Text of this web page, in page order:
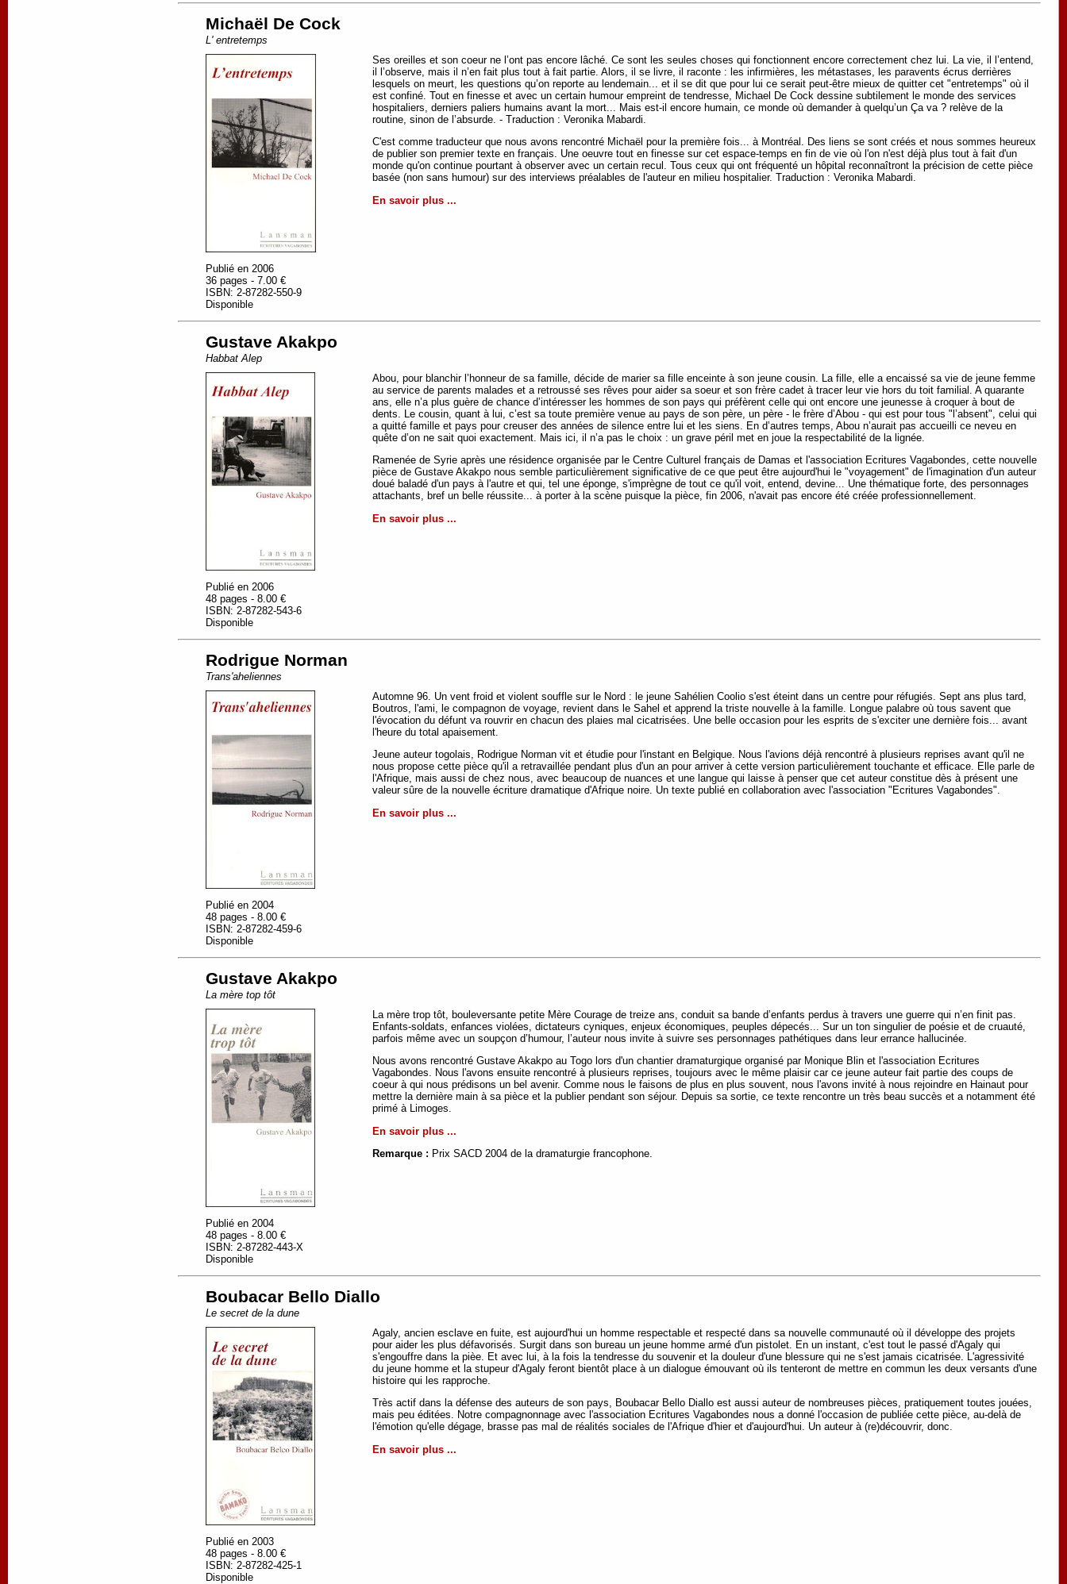
Michaël De Cock
L' entretemps
Publié en 2006
36 pages - 7.00 €
ISBN: 2-87282-550-9
Disponible
Ses oreilles et son coeur ne l’ont pas encore lâché. Ce sont les seules choses qui fonctionnent encore correctement chez lui. La vie, il l’entend,
il l’observe, mais il n’en fait plus tout à fait partie. Alors, il se livre, il raconte : les infirmières, les métastases, les paravents écrus derrières
lesquels on meurt, les questions qu’on reporte au lendemain... et il se dit que pour lui ce serait peut-être mieux de quitter cet "entretemps" où il
est confiné. Tout en finesse et avec un certain humour empreint de tendresse, Michael De Cock dessine subtilement le monde des services
hospitaliers, derniers paliers humains avant la mort... Mais est-il encore humain, ce monde où demander à quelqu’un Ça va ? relève de la
routine, sinon de l’absurde. - Traduction : Veronika Mabardi.
C'est comme traducteur que nous avons rencontré Michaël pour la première fois... à Montréal. Des liens se sont créés et nous sommes heureux
de publier son premier texte en français. Une oeuvre tout en finesse sur cet espace-temps en fin de vie où l'on n'est déjà plus tout à fait d'un
monde qu'on continue pourtant à observer avec un certain recul. Tous ceux qui ont fréquenté un hôpital reconnaîtront la précision de cette pièce
basée (non sans humour) sur des interviews préalables de l'auteur en milieu hospitalier. Traduction : Veronika Mabardi.
En savoir plus ...
Gustave Akakpo
Habbat Alep
Publié en 2006
48 pages - 8.00 €
ISBN: 2-87282-543-6
Disponible
Abou, pour blanchir l’honneur de sa famille, décide de marier sa fille enceinte à son jeune cousin. La fille, elle a encaissé sa vie de jeune femme
au service de parents malades et a retroussé ses rêves pour aider sa soeur et son frère cadet à tracer leur vie hors du toit familial. A quarante
ans, elle n’a plus guère de chance d’intéresser les hommes de son pays qui préfèrent celle qui ont encore une jeunesse à croquer à bout de
dents. Le cousin, quant à lui, c’est sa toute première venue au pays de son père, un père - le frère d’Abou - qui est pour tous "l’absent", celui qui
a quitté famille et pays pour creuser des années de silence entre lui et les siens. En d’autres temps, Abou n’aurait pas accueilli ce neveu en
quête d’on ne sait quoi exactement. Mais ici, il n’a pas le choix : un grave péril met en joue la respectabilité de la lignée.
Ramenée de Syrie après une résidence organisée par le Centre Culturel français de Damas et l'association Ecritures Vagabondes, cette nouvelle
pièce de Gustave Akakpo nous semble particulièrement significative de ce que peut être aujourd'hui le "voyagement" de l'imagination d'un auteur
doué baladé d'un pays à l'autre et qui, tel une éponge, s'imprègne de tout ce qu'il voit, entend, devine... Une thématique forte, des personnages
attachants, bref un belle réussite... à porter à la scène puisque la pièce, fin 2006, n'avait pas encore été créée professionnellement.
En savoir plus ...
Rodrigue Norman
Trans'aheliennes
Publié en 2004
48 pages - 8.00 €
ISBN: 2-87282-459-6
Disponible
Automne 96. Un vent froid et violent souffle sur le Nord : le jeune Sahélien Coolio s'est éteint dans un centre pour réfugiés. Sept ans plus tard,
Boutros, l'ami, le compagnon de voyage, revient dans le Sahel et apprend la triste nouvelle à la famille. Longue palabre où tous savent que
l'évocation du défunt va rouvrir en chacun des plaies mal cicatrisées. Une belle occasion pour les esprits de s'exciter une dernière fois... avant
l'heure du total apaisement.
Jeune auteur togolais, Rodrigue Norman vit et étudie pour l'instant en Belgique. Nous l'avions déjà rencontré à plusieurs reprises avant qu'il ne
nous propose cette pièce qu'il a retravaillée pendant plus d'un an pour arriver à cette version particulièrement touchante et efficace. Elle parle de
l'Afrique, mais aussi de chez nous, avec beaucoup de nuances et une langue qui laisse à penser que cet auteur constitue dès à présent une
valeur sûre de la nouvelle écriture dramatique d'Afrique noire. Un texte publié en collaboration avec l'association "Ecritures Vagabondes".
En savoir plus ...
Gustave Akakpo
La mère top tôt
Publié en 2004
48 pages - 8.00 €
ISBN: 2-87282-443-X
Disponible
La mère trop tôt, bouleversante petite Mère Courage de treize ans, conduit sa bande d’enfants perdus à travers une guerre qui n’en finit pas.
Enfants-soldats, enfances violées, dictateurs cyniques, enjeux économiques, peuples dépecés... Sur un ton singulier de poésie et de cruauté,
parfois même avec un soupçon d’humour, l’auteur nous invite à suivre ses personnages pathétiques dans leur errance hallucinée.
Nous avons rencontré Gustave Akakpo au Togo lors d'un chantier dramaturgique organisé par Monique Blin et l'association Ecritures
Vagabondes. Nous l'avons ensuite rencontré à plusieurs reprises, toujours avec le même plaisir car ce jeune auteur fait partie des coups de
coeur à qui nous prédisons un bel avenir. Comme nous le faisons de plus en plus souvent, nous l'avons invité à nous rejoindre en Hainaut pour
mettre la dernière main à sa pièce et la publier pendant son séjour. Depuis sa sortie, ce texte rencontre un très beau succès et a notamment été
primé à Limoges.
En savoir plus ...
Remarque : Prix SACD 2004 de la dramaturgie francophone.
Boubacar Bello Diallo
Le secret de la dune
Publié en 2003
48 pages - 8.00 €
ISBN: 2-87282-425-1
Disponible
Agaly, ancien esclave en fuite, est aujourd'hui un homme respectable et respecté dans sa nouvelle communauté où il développe des projets
pour aider les plus défavorisés. Surgit dans son bureau un jeune homme armé d'un pistolet. En un instant, c'est tout le passé d'Agaly qui
s'engouffre dans la pièe. Et avec lui, à la fois la tendresse du souvenir et la douleur d'une blessure qui ne s'est jamais cicatrisée. L'agressivité
du jeune homme et la stupeur d'Agaly feront bientôt place à un dialogue émouvant où ils tenteront de mettre en commun les deux versants d'une
histoire qui les rapproche.
Très actif dans la défense des auteurs de son pays, Boubacar Bello Diallo est aussi auteur de nombreuses pièces, pratiquement toutes jouées,
mais peu éditées. Notre compagnonnage avec l'association Ecritures Vagabondes nous a donné l'occasion de publiée cette pièce, au-delà de
l'émotion qu'elle dégage, brasse pas mal de réalités sociales de l'Afrique d'hier et d'aujourd'hui. Un auteur à (re)découvrir, donc.
En savoir plus ...